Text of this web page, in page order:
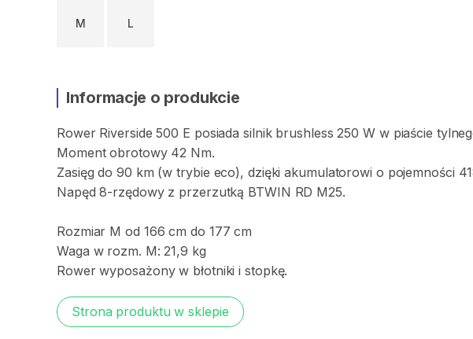
M L
Informacje o produkcie
Rower Riverside 500 E posiada silnik brushless 250 W w piaście
Moment obrotowy 42 Nm.
Zasięg do 90 km (w trybie eco)​,​ dzięki akumulatorowi o pojemności
Napęd 8-rzędowy z przerzutką BTWIN RD M25.
Rozmiar M od 166 cm do 177 cm
Waga w rozm. M: 21​,​9 kg
Rower wyposażony w błotniki i stopkę.
Strona produktu w sklepie